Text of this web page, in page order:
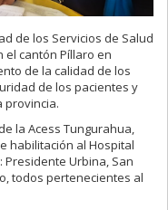
de los Servicios de Salud
el cantón Píllaro en
de la calidad de los
de los pacientes y
provincia.
la Acess Tungurahua,
habilitación al Hospital
Presidente Urbina, San
todos pertenecientes al